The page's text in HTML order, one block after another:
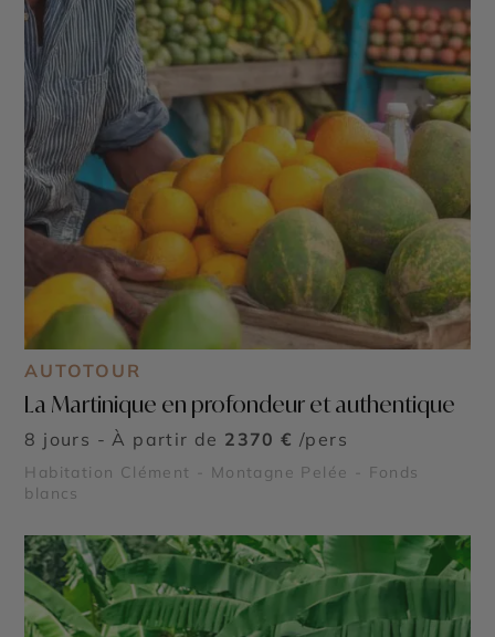
AUTOTOUR
La Martinique en profondeur et authentique
8 jours - À partir de 2370 € /pers
Habitation Clément - Montagne Pelée - Fonds
blancs